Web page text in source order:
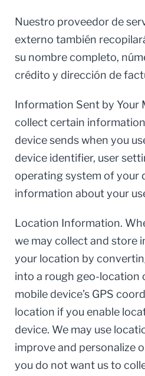
Nuestro proveedor de
externo también
su nombre completo,
crédito y dirección de
Information Sent by Your
collect certain
device sends when you
device identifier, user
operating system of your
information about your
Location Information.
we may collect and store
your location by
into a rough geo-location
mobile device’s GPS
location if you enable
device. We may use
improve and personalize
you do not want us to